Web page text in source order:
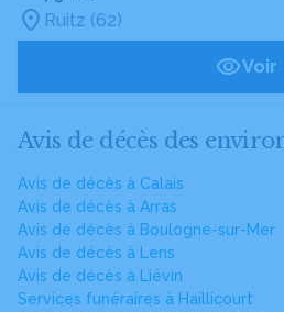
Ruitz (62)
Voir
Avis de décès des
Avis de décès à Calais
Avis de décès à Arras
Avis de décès à Boulogne-sur-Mer
Avis de décès à Lens
Avis de décès à Liévin
Services funéraires à Haillicourt